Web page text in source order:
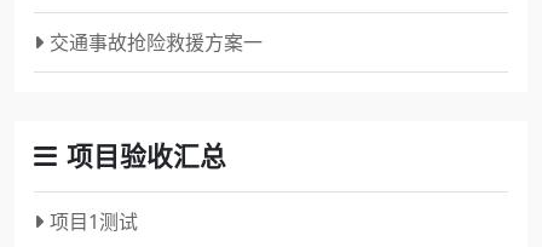
交通事故抢险救援方案一
项目验收汇总
项目1测试